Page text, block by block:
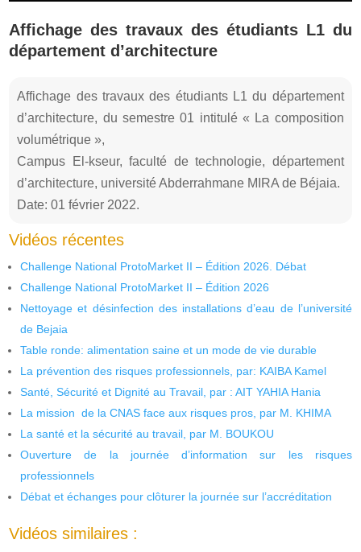
Affichage des travaux des étudiants L1 du
département d’architecture
Affichage des travaux des étudiants L1 du département
d’architecture, du semestre 01 intitulé « La composition
volumétrique »,
Campus El-kseur, faculté de technologie, département
d’architecture, université Abderrahmane MIRA de Béjaia.
Date: 01 février 2022.
Vidéos récentes
Challenge National ProtoMarket II – Édition 2026. Débat
Challenge National ProtoMarket II – Édition 2026
Nettoyage et désinfection des installations d’eau de l’université
de Bejaia
Table ronde: alimentation saine et un mode de vie durable
La prévention des risques professionnels, par: KAIBA Kamel
Santé, Sécurité et Dignité au Travail, par : AIT YAHIA Hania
La mission de la CNAS face aux risques pros, par M. KHIMA
La santé et la sécurité au travail, par M. BOUKOU
Ouverture de la journée d’information sur les risques
professionnels
Débat et échanges pour clôturer la journée sur l’accréditation
Vidéos similaires :